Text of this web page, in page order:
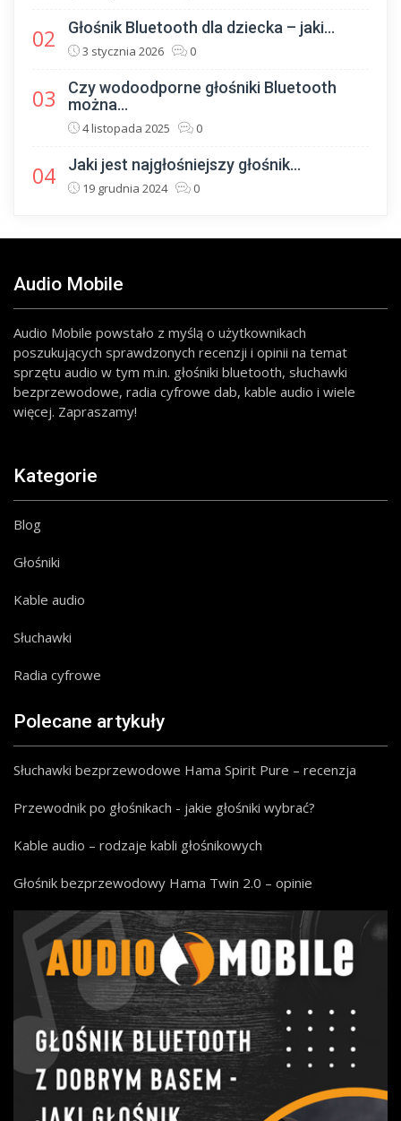
02 Głośnik Bluetooth dla dziecka – jaki...
3 stycznia 2026 0
03
Czy wodoodporne głośniki Bluetooth
można...
4 listopada 2025 0
04 Jaki jest najgłośniejszy głośnik...
19 grudnia 2024 0
Audio Mobile
Audio Mobile powstało z myślą o użytkownikach
poszukujących sprawdzonych recenzji i opinii na temat
sprzętu audio w tym m.in. głośniki bluetooth, słuchawki
bezprzewodowe, radia cyfrowe dab, kable audio i wiele
więcej. Zapraszamy!
Kategorie
Blog
Głośniki
Kable audio
Słuchawki
Radia cyfrowe
Polecane artykuły
Słuchawki bezprzewodowe Hama Spirit Pure – recenzja
Przewodnik po głośnikach - jakie głośniki wybrać?
Kable audio – rodzaje kabli głośnikowych
Głośnik bezprzewodowy Hama Twin 2.0 – opinie